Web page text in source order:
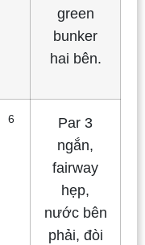
green
bunker
hai bên.
6
Par 3
ngắn,
fairway
hẹp,
nước bên
phải, đòi